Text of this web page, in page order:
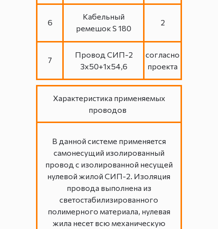
7
6
Провод СИП-2
3х50+1х54,6
Кабельный
ремешок S 180
согласно
проекта
2
В данной системе применяется
самонесущий изолированный
провод с изолированной несущей
нулевой жилой СИП-2. Изоляция
провода выполнена из
светостабилизированного
полимерного материала, нулевая
жила несет всю механическую
Характеристика применяемых
проводов